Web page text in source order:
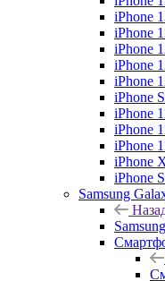
iPhone
iPhone
iPhone
iPhone
iPhone
iPhone
iPhone
iPhone
iPhone
iPhone
iPhone
Samsung